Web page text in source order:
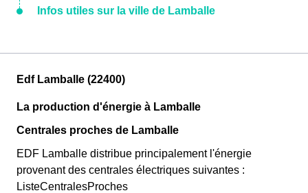
Infos utiles sur la ville de Lamballe
Edf Lamballe (22400)
La production d'énergie à Lamballe
Centrales proches de Lamballe
EDF Lamballe distribue principalement l'énergie
provenant des centrales électriques suivantes :
ListeCentralesProches